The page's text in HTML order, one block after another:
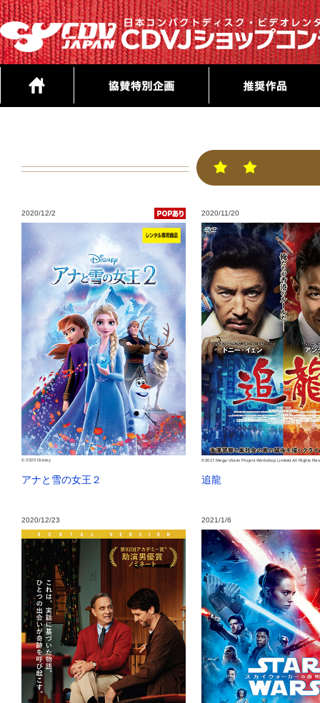
2020/12/2
© 2020 Disney
アナと雪の女王２
2020/11/20
©2017 Mega-Vision Project Workshop Limited.All Rights
追龍
2020/12/23 2021/1/6